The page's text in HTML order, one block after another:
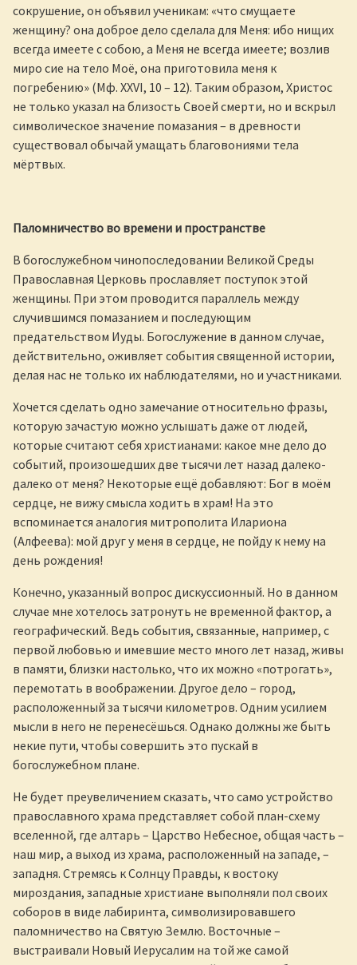
сокрушение, он объявил ученикам: «что смущаете
женщину? она доброе дело сделала для Меня: ибо нищих
всегда имеете с собою, а Меня не всегда имеете; возлив
миро сие на тело Моё, она приготовила меня к
погребению» (Мф. XXVI, 10 – 12). Таким образом, Христос
не только указал на близость Своей смерти, но и вскрыл
символическое значение помазания – в древности
существовал обычай умащать благовониями тела
мёртвых.
Паломничество во времени и пространстве
В богослужебном чинопоследовании Великой Среды
Православная Церковь прославляет поступок этой
женщины. При этом проводится параллель между
случившимся помазанием и последующим
предательством Иуды. Богослужение в данном случае,
действительно, оживляет события священной истории,
делая нас не только их наблюдателями, но и участниками.
Хочется сделать одно замечание относительно фразы,
которую зачастую можно услышать даже от людей,
которые считают себя христианами: какое мне дело до
событий, произошедших две тысячи лет назад далеко-
далеко от меня? Некоторые ещё добавляют: Бог в моём
сердце, не вижу смысла ходить в храм! На это
вспоминается аналогия митрополита Илариона
(Алфеева): мой друг у меня в сердце, не пойду к нему на
день рождения!
Конечно, указанный вопрос дискуссионный. Но в данном
случае мне хотелось затронуть не временной фактор, а
географический. Ведь события, связанные, например, с
первой любовью и имевшие место много лет назад, живы
в памяти, близки настолько, что их можно «потрогать»,
перемотать в воображении. Другое дело – город,
расположенный за тысячи километров. Одним усилием
мысли в него не перенесёшься. Однако должны же быть
некие пути, чтобы совершить это пускай в
богослужебном плане.
Не будет преувеличением сказать, что само устройство
православного храма представляет собой план-схему
вселенной, где алтарь – Царство Небесное, общая часть –
наш мир, а выход из храма, расположенный на западе, –
западня. Стремясь к Солнцу Правды, к востоку
мироздания, западные христиане выполняли пол своих
соборов в виде лабиринта, символизировавшего
паломничество на Святую Землю. Восточные –
выстраивали Новый Иерусалим на той же самой